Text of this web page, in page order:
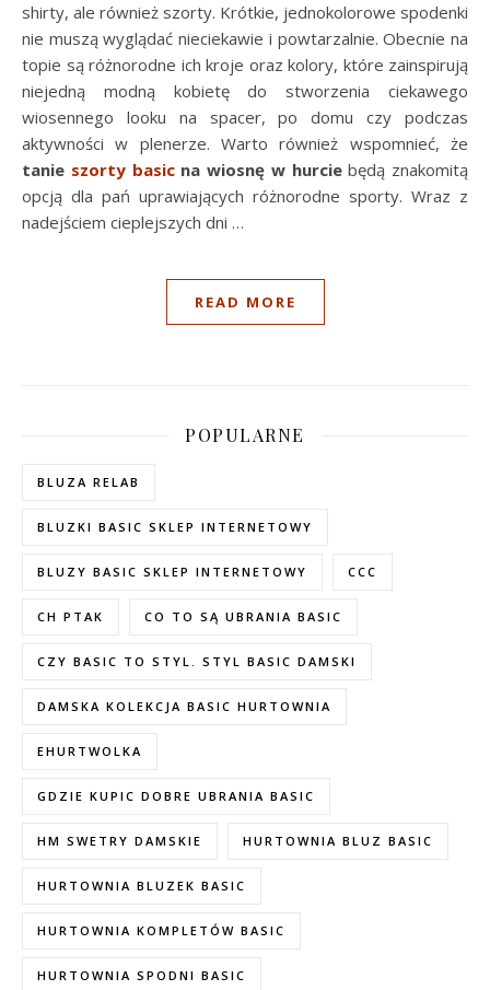
shirty, ale również szorty. Krótkie, jednokolorowe spodenki
nie muszą wyglądać nieciekawie i powtarzalnie. Obecnie na
topie są różnorodne ich kroje oraz kolory, które zainspirują
niejedną modną kobietę do stworzenia ciekawego
wiosennego looku na spacer, po domu czy podczas
aktywności w plenerze. Warto również wspomnieć, że
tanie szorty basicna wiosnę w hurciebędą znakomitą
opcją dla pań uprawiających różnorodne sporty. Wraz z
nadejściem cieplejszych dni …
READ MORE
POPULARNE
BLUZA RELAB
BLUZKI BASIC SKLEP INTERNETOWY
BLUZY BASIC SKLEP INTERNETOWY CCC
CH PTAK CO TO SĄ UBRANIA BASIC
CZY BASIC TO STYL. STYL BASIC DAMSKI
DAMSKA KOLEKCJA BASIC HURTOWNIA
EHURTWOLKA
GDZIE KUPIC DOBRE UBRANIA BASIC
HM SWETRY DAMSKIE HURTOWNIA BLUZ BASIC
HURTOWNIA BLUZEK BASIC
HURTOWNIA KOMPLETÓW BASIC
HURTOWNIA SPODNI BASIC